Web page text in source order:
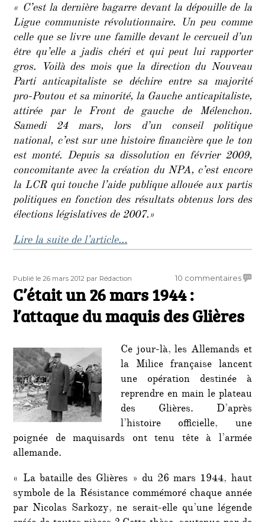
« C’est la dernière bagarre devant la dépouille de la
Ligue communiste révolutionnaire. Un peu comme
celle que se livre une famille devant le cercueil d’un
être qu’elle a jadis chéri et qui peut lui rapporter
gros. Voilà des mois que la direction du Nouveau
Parti anticapitaliste se déchire entre sa majorité
pro-Poutou et sa minorité, la Gauche anticapitaliste,
attirée par le Front de gauche de Mélenchon.
Samedi 24 mars, lors d’un conseil politique
national, c’est sur une histoire financière que le ton
est monté. Depuis sa dissolution en février 2009,
concomitante avec la création du NPA, c’est encore
la LCR qui touche l’aide publique allouée aux partis
politiques en fonction des résultats obtenus lors des
élections législatives de 2007.»
Lire la suite de l’article…
Publié
le
Publié le 26 mars 2012 Auteur
par Rédaction 10 commentairessur
26
du
C’était un 26 mars 1944 :
l’attaque du maquis des Glières
Ce jour-là, les Allemands et
la Milice française lancent
une opération destinée à
reprendre en main le plateau
des Glières. D’après
l’histoire officielle, une
poignée de maquisards ont tenu tête à l’armée
allemande.
« La bataille des Glières » du 26 mars 1944, haut
symbole de la Résistance commémoré chaque année
par Nicolas Sarkozy, ne serait-elle qu’une légende